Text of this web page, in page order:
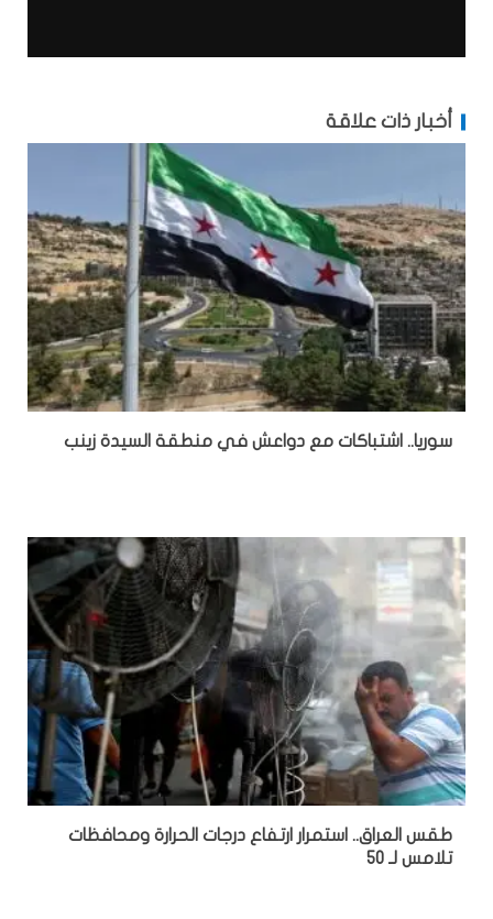
أخبار ذات علاقة
سوريا.. اشتباكات مع دواعش في منطقة السيدة زينب
طقس العراق.. استمرار ارتفاع درجات الحرارة ومحافظات
تلامس لـ 50